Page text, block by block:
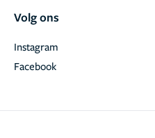
Volg ons
Facebook
Instagram